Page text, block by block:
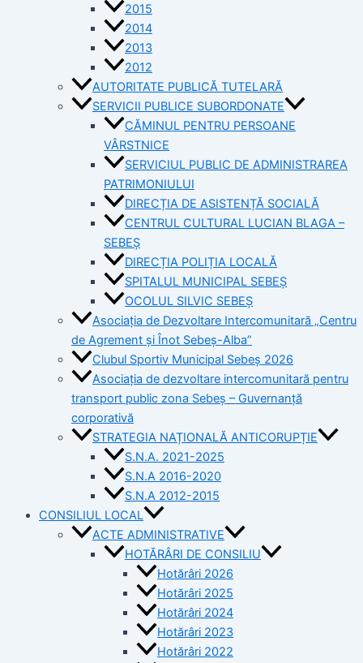
2015
2014
2013
2012
AUTORITATE PUBLICĂ TUTELARĂ
SERVICII PUBLICE SUBORDONATE
CĂMINUL PENTRU PERSOANE
VÂRSTNICE
SERVICIUL PUBLIC DE ADMINISTRAREA
PATRIMONIULUI
DIRECȚIA DE ASISTENȚĂ SOCIALĂ
CENTRUL CULTURAL LUCIAN BLAGA –
SEBEȘ
DIRECȚIA POLIȚIA LOCALĂ
SPITALUL MUNICIPAL SEBEȘ
OCOLUL SILVIC SEBEȘ
Asociația de Dezvoltare Intercomunitară „Centru
de Agrement și Înot Sebeș-Alba”
Clubul Sportiv Municipal Sebeș 2026
Asociația de dezvoltare intercomunitară pentru
transport public zona Sebeș – Guvernanță
corporativă
STRATEGIA NAȚIONALĂ ANTICORUPȚIE
S.N.A. 2021-2025
S.N.A 2016-2020
S.N.A 2012-2015
CONSILIUL LOCAL
ACTE ADMINISTRATIVE
HOTĂRÂRI DE CONSILIU
Hotărâri 2026
Hotărâri 2025
Hotărâri 2024
Hotărâri 2023
Hotărâri 2022